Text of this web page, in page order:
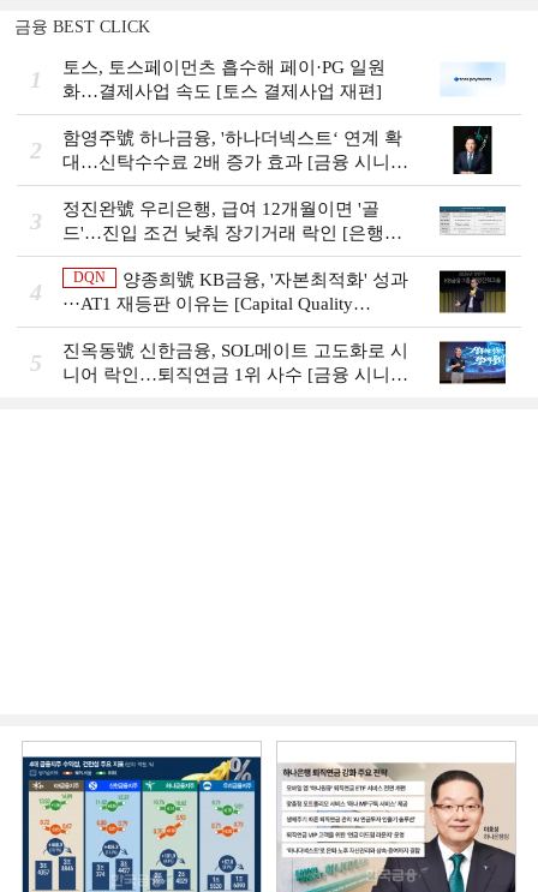
금융 BEST CLICK
1
토스, 토스페이먼츠 흡수해 페이·PG 일원
화…결제사업 속도 [토스 결제사업 재편]
2
함영주號 하나금융, '하나더넥스트‘ 연계 확
대…신탁수수료 2배 증가 효과 [금융 시니어
비즈니스 돋보기]
3
정진완號 우리은행, 급여 12개월이면 '골
드'…진입 조건 낮춰 장기거래 락인 [은행권
머니무브 대응 전략]
4
DQN
양종희號 KB금융, '자본최적화' 성과
···AT1 재등판 이유는 [Capital Quality
Review]]
5
진옥동號 신한금융, SOL메이트 고도화로 시
니어 락인…퇴직연금 1위 사수 [금융 시니어